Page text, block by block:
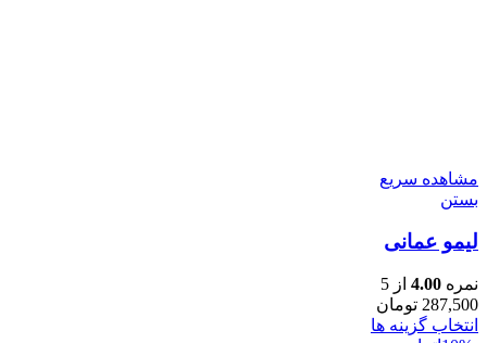
مشاهده سریع
بستن
لیمو عمانی
نمره 4.00 از 5
287,500 تومان
انتخاب گزینه ها